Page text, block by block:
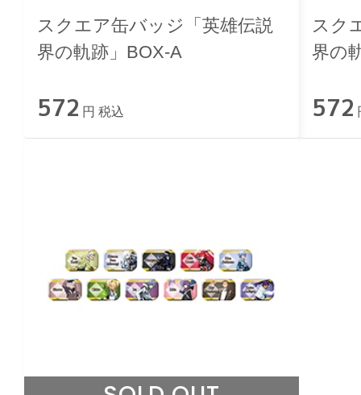
スクエア缶バッジ「英雄伝説
界の軌跡」BOX-A
572 円 税込
スク
界の
572